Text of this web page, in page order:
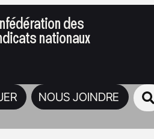
des
nationaux
NOUS JOINDRE